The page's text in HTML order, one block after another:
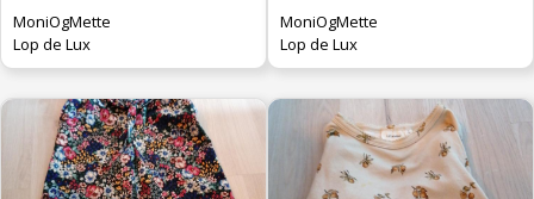
MoniOgMette
Lop de Lux
MoniOgMette
Lop de Lux